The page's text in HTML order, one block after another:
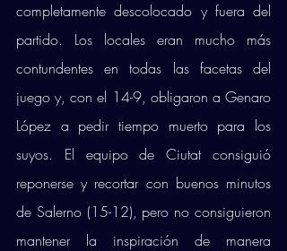
completamente descolocado y fuera del
partido. Los locales eran mucho más
contundentes en todas las facetas del
juego y, con el 14-9, obligaron a Genaro
López a pedir tiempo muerto para los
suyos. El equipo de Ciutat consiguió
reponerse y recortar con buenos minutos
de Salerno (15-12), pero no consiguieron
mantener la inspiración de manera